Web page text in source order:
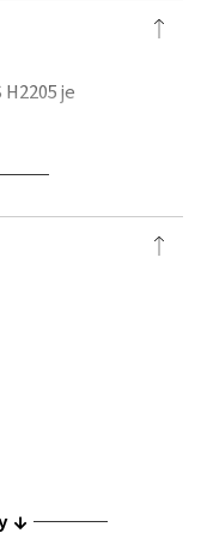
je